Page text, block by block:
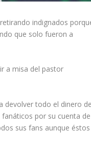
indignados
que solo fueron a
a misa del pastor
devolver todo el dinero
por su cuenta de
sus fans aunque éstos